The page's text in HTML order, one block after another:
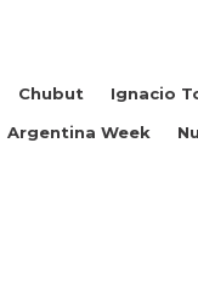
Chubut
Ignacio
Argentina Week